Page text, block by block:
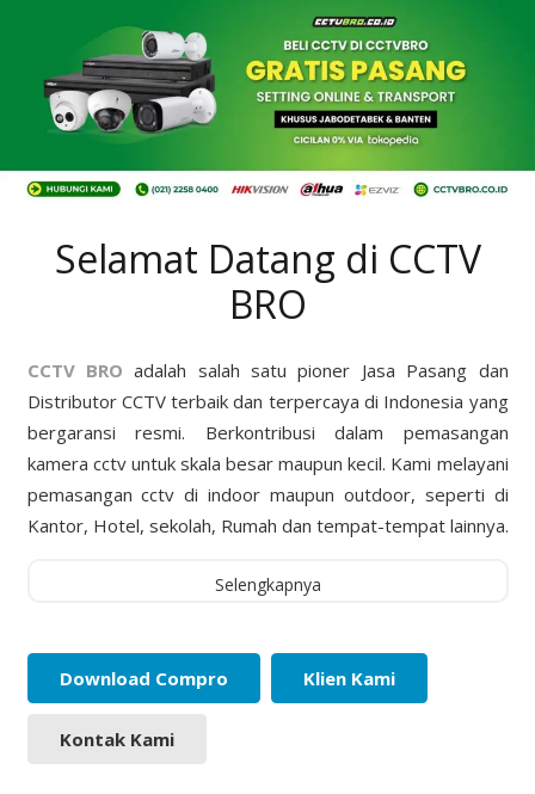
Selamat Datang di CCTV
BRO
CCTV BRO adalah salah satu pioner Jasa Pasang dan
Distributor CCTV terbaik dan terpercaya di Indonesia yang
bergaransi resmi. Berkontribusi dalam pemasangan
kamera cctv untuk skala besar maupun kecil. Kami melayani
pemasangan cctv di indoor maupun outdoor, seperti di
Kantor, Hotel, sekolah, Rumah dan tempat-tempat lainnya.
Selengkapnya
Download Compro Klien Kami
Kontak Kami